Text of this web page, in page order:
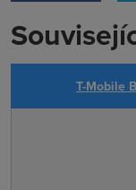
T-Mobile